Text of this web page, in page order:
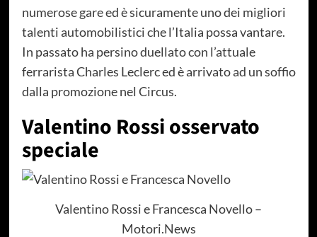
numerose gare ed è sicuramente uno dei migliori
talenti automobilistici che l’Italia possa vantare.
In passato ha persino duellato con l’attuale
ferrarista Charles Leclerc ed è arrivato ad un soffio
dalla promozione nel Circus.
Valentino Rossi osservato
speciale
Valentino Rossi e Francesca Novello –
Motori.News